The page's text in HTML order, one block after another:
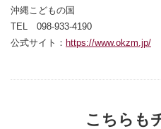
沖縄こどもの国
TEL 098-933-4190
公式サイト： https://www.okzm.jp/
こちらも